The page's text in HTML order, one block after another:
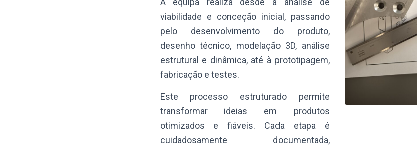
viabilidade e conceção inicial, passando
pelo desenvolvimento do produto,
desenho técnico, modelação 3D, análise
estrutural e dinâmica, até à prototipagem,
fabricação e testes.
Este processo estruturado permite
transformar ideias em produtos
otimizados e fiáveis. Cada etapa é
cuidadosamente documentada,